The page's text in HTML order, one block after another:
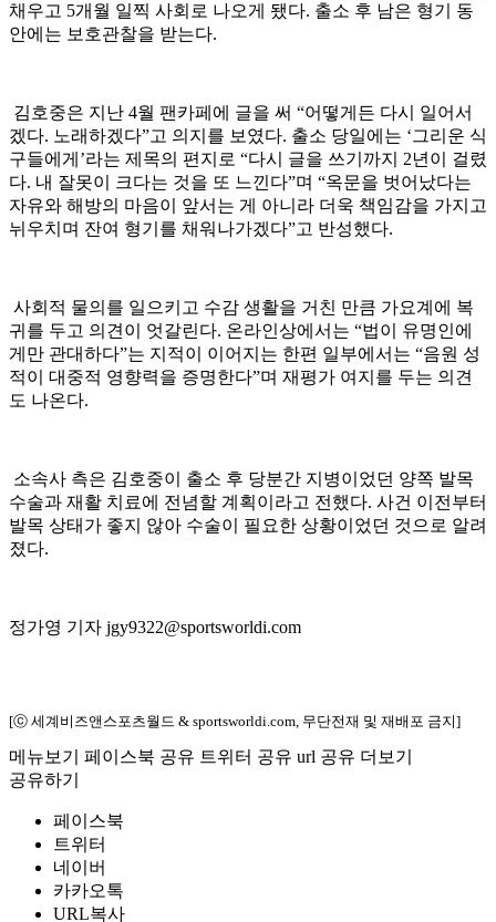
채우고 5개월 일찍 사회로 나오게 됐다. 출소 후 남은 형기 동
안에는 보호관찰을 받는다.
김호중은 지난 4월 팬카페에 글을 써 “어떻게든 다시 일어서
겠다. 노래하겠다”고 의지를 보였다. 출소 당일에는 ‘그리운 식
구들에게’라는 제목의 편지로 “다시 글을 쓰기까지 2년이 걸렸
다. 내 잘못이 크다는 것을 또 느낀다”며 “옥문을 벗어났다는
자유와 해방의 마음이 앞서는 게 아니라 더욱 책임감을 가지고
뉘우치며 잔여 형기를 채워나가겠다”고 반성했다.
사회적 물의를 일으키고 수감 생활을 거친 만큼 가요계에 복
귀를 두고 의견이 엇갈린다. 온라인상에서는 “법이 유명인에
게만 관대하다”는 지적이 이어지는 한편 일부에서는 “음원 성
적이 대중적 영향력을 증명한다”며 재평가 여지를 두는 의견
도 나온다.
소속사 측은 김호중이 출소 후 당분간 지병이었던 양쪽 발목
수술과 재활 치료에 전념할 계획이라고 전했다. 사건 이전부터
발목 상태가 좋지 않아 수술이 필요한 상황이었던 것으로 알려
졌다.
정가영 기자 jgy9322@sportsworldi.com
[ⓒ 세계비즈앤스포츠월드 & sportsworldi.com, 무단전재 및 재배포 금지]
메뉴보기 페이스북 공유 트위터 공유 url 공유 더보기
공유하기
페이스북
트위터
네이버
카카오톡
URL복사